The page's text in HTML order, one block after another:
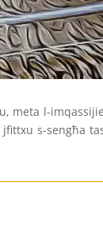
meta l-
s-sengħa